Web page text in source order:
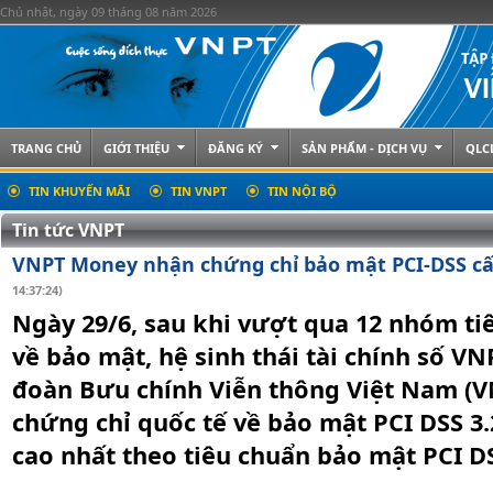
Chủ nhật, ngày 09 tháng 08 năm 2026
TRANG CHỦ GIỚI THIỆU ĐĂNG KÝ SẢN PHẨM - DỊCH VỤ
TIN KHUYẾN MÃI TIN VNPT TIN NỘI BỘ
Tin tức VNPT
VNPT Money nhận chứng chỉ bảo mật PCI-DSS
14:37:24)
Ngày 29/6, sau khi vượt qua 12 nhóm
về bảo mật, hệ sinh thái tài chính số
đoàn Bưu chính Viễn thông Việt Nam
chứng chỉ quốc tế về bảo mật PCI DSS
cao nhất theo tiêu chuẩn bảo mật PCI